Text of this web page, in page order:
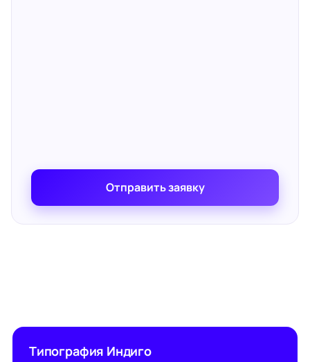
Отправить заявку
Типография Индиго